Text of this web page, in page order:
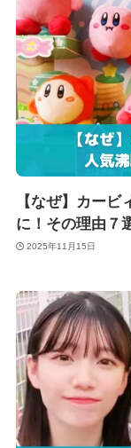
【なぜ】カー
に！その理由７
2025年11月15日